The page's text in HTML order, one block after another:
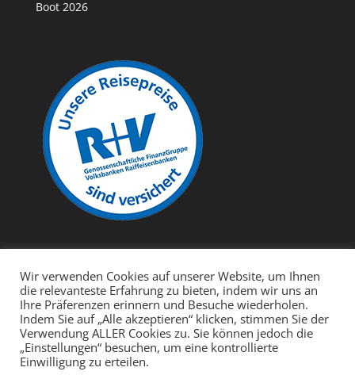
Boot 2026
Cebu Bohol Negros Leyte
Malapascua
Cabilao – Polaris Beach and Dive Resort
Mindoro
Wir verwenden Cookies auf unserer Website, um Ihnen
die relevanteste Erfahrung zu bieten, indem wir uns an
Ihre Präferenzen erinnern und Besuche wiederholen.
Indem Sie auf „Alle akzeptieren“ klicken, stimmen Sie der
Verwendung ALLER Cookies zu. Sie können jedoch die
„Einstellungen“ besuchen, um eine kontrollierte
Einwilligung zu erteilen.